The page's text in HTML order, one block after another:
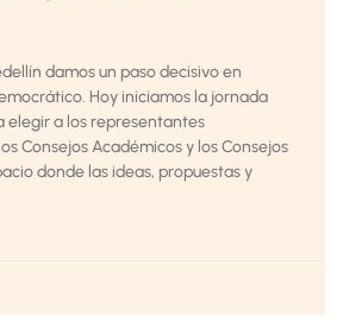
damos un paso decisivo en
Hoy iniciamos la jornada
elegir a los representantes
Consejos Académicos y los Consejos
donde las ideas, propuestas y